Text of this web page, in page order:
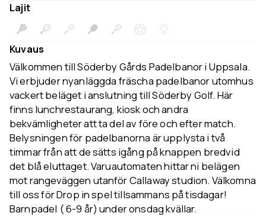
Lajit
Kuvaus
Välkommen till Söderby Gårds Padelbanor i Uppsala.
Vi erbjuder nyanläggda fräscha padelbanor utomhus
vackert beläget i anslutning till Söderby Golf. Här
finns lunchrestaurang, kiosk och andra
bekvämligheter att ta del av före och efter match.
Belysningen för padelbanorna är upplysta i två
timmar från att de sätts igång på knappen bredvid
det blå eluttaget. Varuautomaten hittar ni belägen
mot rangeväggen utanför Callaway studion. Välkomna
till oss för Drop in spel tillsammans på tisdagar!
Barnpadel ( 6-9 år) under onsdag kvällar.